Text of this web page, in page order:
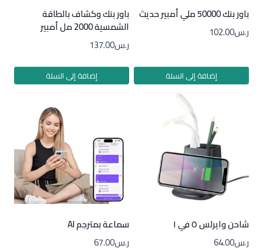
باور بنك 50000 ملي أمبير حديث
ر.س102.00
إضافة إلى السلة
باور بنك وكشاف بالطاقة
الشمسية 2000 مل أمبير
ر.س137.00
إضافة إلى السلة
شاحن وايرلس ٥ في ١
ر.س64.00
سماعة بمترجم AI
ر.س67.00